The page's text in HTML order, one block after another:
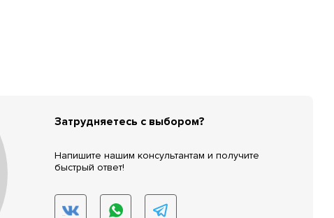
Затрудняетесь с выбором?
Напишите нашим консультантам и получите
быстрый ответ!